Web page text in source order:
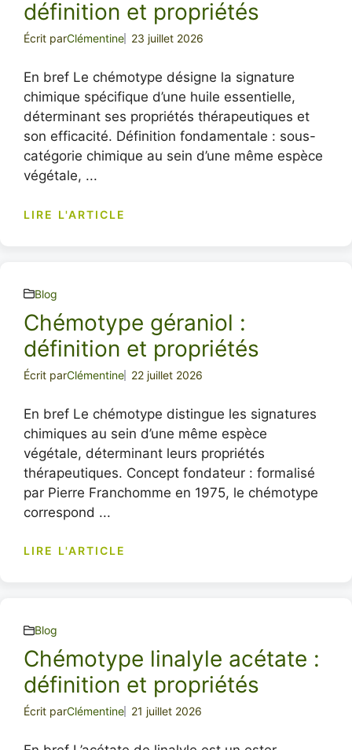
définition et propriétés
Écrit parClémentine 23 juillet 2026
En bref Le chémotype désigne la signature
chimique spécifique d’une huile essentielle,
déterminant ses propriétés thérapeutiques et
son efficacité. Définition fondamentale : sous-
catégorie chimique au sein d’une même espèce
végétale, ...
LIRE L'ARTICLE
Blog
Chémotype géraniol :
définition et propriétés
Écrit parClémentine 22 juillet 2026
En bref Le chémotype distingue les signatures
chimiques au sein d’une même espèce
végétale, déterminant leurs propriétés
thérapeutiques. Concept fondateur : formalisé
par Pierre Franchomme en 1975, le chémotype
correspond ...
LIRE L'ARTICLE
Blog
Chémotype linalyle acétate :
définition et propriétés
Écrit parClémentine 21 juillet 2026